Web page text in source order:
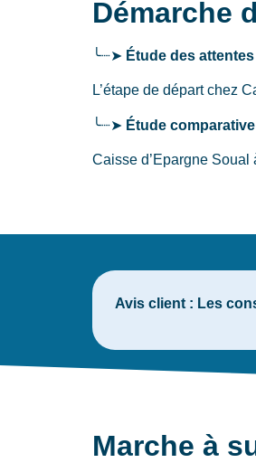
Démarche
╰┈➤ Étude des attentes
L’étape de départ chez
╰┈➤ Étude comparative
Caisse d’Epargne
Avis client : Les
Marche à